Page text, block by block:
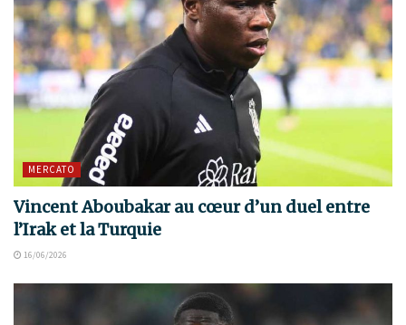
MERCATO
Vincent Aboubakar au cœur d’un duel entre
l’Irak et la Turquie
16/06/2026